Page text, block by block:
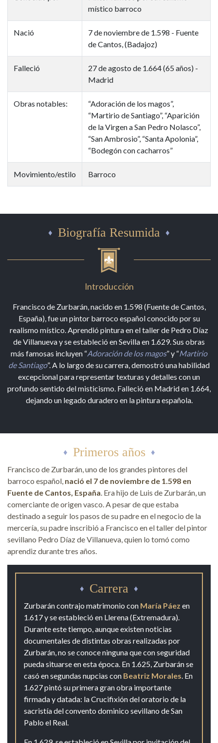
místico barroco
Nació
7 de noviembre de 1.598 - Fuente
de Cantos, (Badajoz)
Falleció
27 de agosto de 1.664 (65 años) -
Madrid
Obras notables:
“Adoración de los magos”,
“Martirio de Santiago”, “Aparición
de la Virgen a San Pedro Nolasco”,
“San Ambrosio”, “Santa Apolonia”,
“Bodegón con cacharros”
Movimiento/estilo Barroco
Biografía Resumida
Introducción
Francisco de Zurbarán, nacido en 1.598 (Fuente de Cantos,
España), fue un pintor barroco español conocido por su
realismo místico. Aprendió pintura en el taller de Pedro Díaz
de Villanueva y se estableció en Sevilla en 1.629. Sus obras
más famosas incluyen “Adoración de los magos” y “Martirio
de Santiago”. A lo largo de su carrera, demostró una habilidad
excepcional para representar texturas y detalles con un
profundo sentido del misticismo. Falleció en Madrid en 1.664,
dejando un legado duradero en la pintura española.
Primeros años
Francisco de Zurbarán, uno de los grandes pintores del
barroco español, nació el 7 de noviembre de 1.598 en
Fuente de Cantos, España . Era hijo de Luis de Zurbarán, un
comerciante de origen vasco. A pesar de que estaba
destinado a seguir los pasos de su padre en el negocio de la
mercería, su padre inscribió a Francisco en el taller del pintor
sevillano Pedro Díaz de Villanueva, quien lo tomó como
aprendiz durante tres años.
Carrera
Zurbarán contrajo matrimonio con María Páez en
1.617 y se estableció en Llerena (Extremadura).
Durante este tiempo, aunque existen noticias
documentales de distintas obras realizadas por
Zurbarán, no se conoce ninguna que con seguridad
pueda situarse en esta época. En 1.625, Zurbarán se
casó en segundas nupcias con Beatriz Morales . En
1.627 pintó su primera gran obra importante
firmada y datada: la Crucifixión del oratorio de la
sacristía del convento dominico sevillano de San
Pablo el Real.